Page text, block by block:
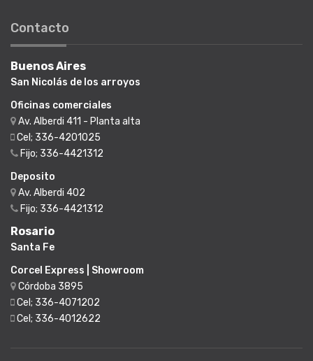
Contacto
Buenos Aires
San Nicolás de los arroyos
Oficinas comerciales
Av. Alberdi 411 - Planta alta
Cel; 336-4201025
Fijo; 336-4421312
Deposito
Av. Alberdi 402
Fijo; 336-4421312
Rosario
Santa Fe
Corcel Express | Showroom
Córdoba 3895
Cel; 336-4071202
Cel; 336-4012622